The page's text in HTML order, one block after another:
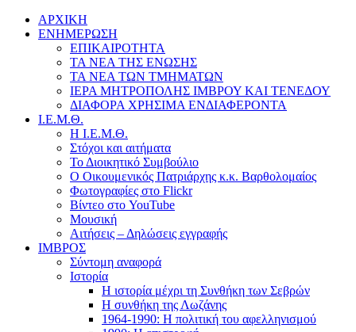
ΑΡΧΙΚΗ
ΕΝΗΜΕΡΩΣΗ
ΕΠΙΚΑΙΡΟΤΗΤΑ
ΤΑ ΝΕΑ ΤΗΣ ΕΝΩΣΗΣ
ΤΑ ΝΕΑ ΤΩΝ ΤΜΗΜΑΤΩΝ
ΙΕΡΑ ΜΗΤΡΟΠΟΛΗΣ ΙΜΒΡΟΥ ΚΑΙ ΤΕΝΕΔΟΥ
ΔΙΑΦΟΡΑ ΧΡΗΣΙΜΑ ΕΝΔΙΑΦΕΡΟΝΤΑ
Ι.Ε.Μ.Θ.
Η Ι.Ε.Μ.Θ.
Στόχοι και αιτήματα
Το Διοικητικό Συμβούλιο
Ο Οικουμενικός Πατριάρχης κ.κ. Βαρθολομαίος
Φωτογραφίες στο Flickr
Βίντεο στο YouTube
Μουσική
Αιτήσεις – Δηλώσεις εγγραφής
ΙΜΒΡΟΣ
Σύντομη αναφορά
Ιστορία
Η ιστορία μέχρι τη Συνθήκη των Σεβρών
Η συνθήκη της Λωζάνης
1964-1990: Η πολιτική του αφελληνισμού